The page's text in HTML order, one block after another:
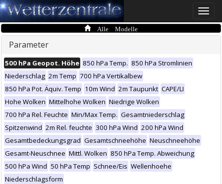
Toggle
Alle Modelle
Parameter
500 hPa Geopot. Höhe 850 hPa Temp. 850 hPa Stromlinien
Niederschlag 2m Temp 700 hPa Vertikalbew
850 hPa Pot. Äquiv. Temp 10m Wind 2m Taupunkt CAPE/LI
Hohe Wolken Mittelhohe Wolken Niedrige Wolken
700 hPa Rel. Feuchte Min/Max Temp. Gesamtniederschlag
Spitzenwind 2m Rel. feuchte 300 hPa Wind 200 hPa Wind
Gesamtbedeckungsgrad Gesamtschneehöhe Neuschneehöhe
Gesamt-Neuschnee Mittl. Wolken 850 hPa Temp. Abweichung
500 hPa Wind 50 hPa Temp Schnee/Eis Wellenhoehe
Niederschlagsform